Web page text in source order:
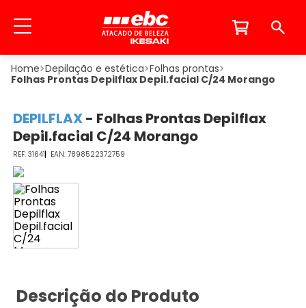
Depilação e estética Folhas prontas
Folhas Prontas Depilflax Depil.facial C/24 Morango
DEPILFLAX- Folhas Prontas Depilflax
Depil.facial C/24 Morango
31641 7898522372759
Descrição do Produto